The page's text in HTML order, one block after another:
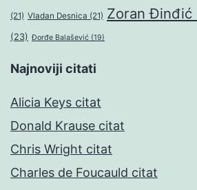
(21) Vladan Desnica (21) Zoran Đinđić
(23) Đorđe Balašević (19)
Najnoviji citati
Alicia Keys citat
Donald Krause citat
Chris Wright citat
Charles de Foucauld citat